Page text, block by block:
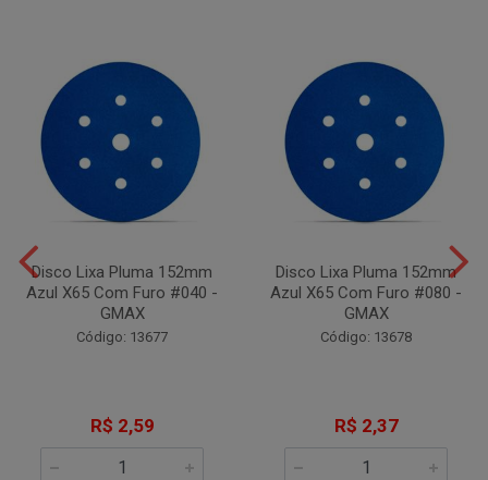
Disco Lixa Pluma 152mm
Azul X65 Com Furo #040 -
GMAX
Código: 13677
R$ 2,59
Disco Lixa Pluma 152mm
Azul X65 Com Furo #080 -
GMAX
Código: 13678
R$ 2,37